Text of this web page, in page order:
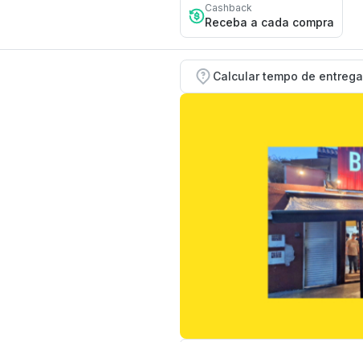
Cashback
Receba a cada compra
Calcular tempo de entrega